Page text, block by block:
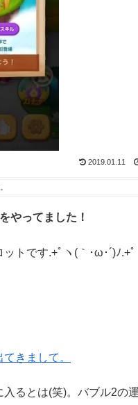
2019.01.11
やってました！
トです.+ﾟヽ(｀･ω･´)ﾉ.+ﾟ
きまして。
るとは(笑)。バブル2の